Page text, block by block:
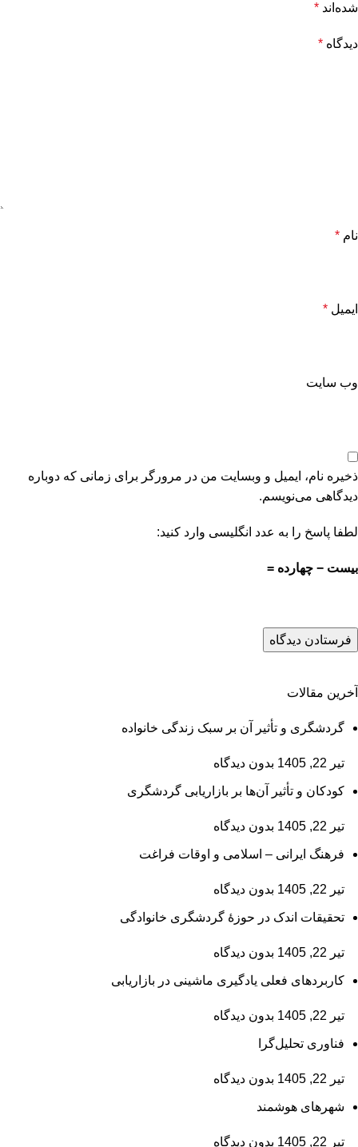
شده‌اند *
دیدگاه *
نام *
ایمیل *
وب‌ سایت
ذخیره نام، ایمیل و وبسایت من در مرورگر برای زمانی که دوباره
دیدگاهی می‌نویسم.
لطفا پاسخ را به عدد انگلیسی وارد کنید:
بیست − چهارده =
آخرین مقالات
گردشگری و تأثیر آن بر سبک زندگی خانواده
تیر 22, 1405 بدون دیدگاه
کودکان و تأثیر آن‌ها بر بازاریابی گردشگری
تیر 22, 1405 بدون دیدگاه
فرهنگ ایرانی – اسلامی و اوقات فراغت
تیر 22, 1405 بدون دیدگاه
تحقیقات اندک در حوزۀ گردشگری خانوادگی
تیر 22, 1405 بدون دیدگاه
کاربردهای فعلی یادگیری ماشینی در بازاریابی
تیر 22, 1405 بدون دیدگاه
فناوری تحلیل‌گرا
تیر 22, 1405 بدون دیدگاه
شهرهای هوشمند
تیر 22, 1405 بدون دیدگاه